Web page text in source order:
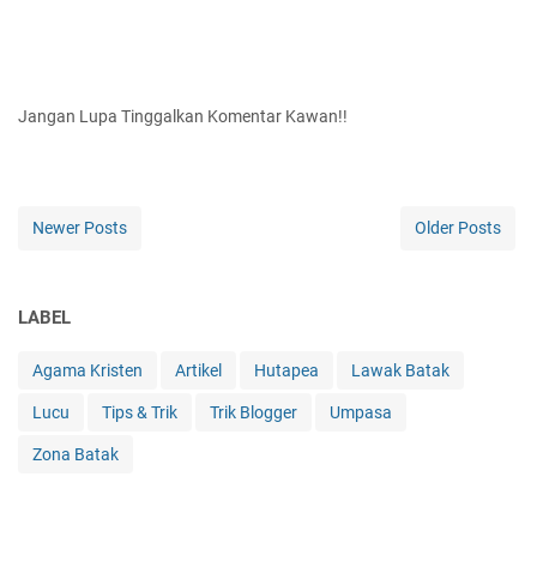
Jangan Lupa Tinggalkan Komentar Kawan!!
Newer Posts Older Posts
LABEL
Agama Kristen Artikel Hutapea Lawak Batak
Lucu Tips & Trik Trik Blogger Umpasa
Zona Batak